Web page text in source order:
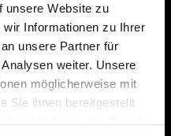
unsere Website zu
Informationen zu Ihrer
unsere Partner für
weiter. Unsere
möglicherweise mit
Sie ihnen bereitgestellt
mit 0€ Kontoführung,
Depotgebühren bei